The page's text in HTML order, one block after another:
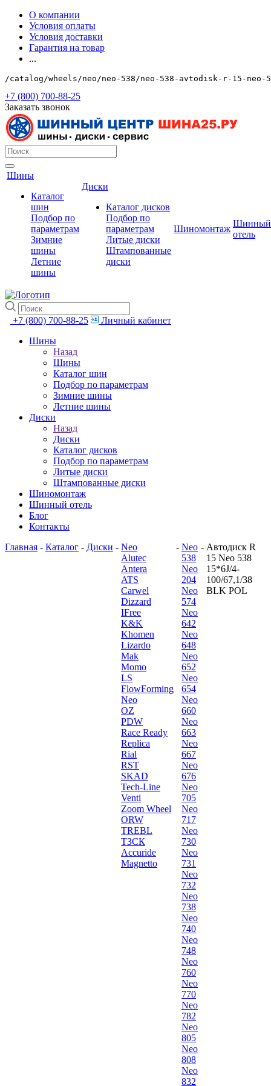
О компании
Условия оплаты
Условия доставки
Гарантия на товар
...
/catalog/wheels/neo/neo-538/neo-538-avtodisk-r-15-
+7 (800) 700-88-25
Заказать звонок
Шины
Каталог
шин
Подбор по
параметрам
Зимние
шины
Летние
шины
Диски
Каталог дисков
Подбор по
параметрам
Литые диски
Штампованные
диски
Шиномонтаж
Шинный
отель
+7 (800) 700-88-25
Личный кабинет
Шины
Назад
Шины
Каталог шин
Подбор по параметрам
Зимние шины
Летние шины
Диски
Назад
Диски
Каталог дисков
Подбор по параметрам
Литые диски
Штампованные диски
Шиномонтаж
Шинный отель
Блог
Контакты
Главная - Каталог - Диски - Neo
Alutec
Antera
ATS
Carwel
Dizzard
IFree
K&K
Khomen
Lizardo
Mak
Momo
LS
FlowForming
Neo
OZ
PDW
Race Ready
Replica
Rial
RST
SKAD
Tech-Line
Venti
Zoom Wheel
ORW
TREBL
ТЗСК
Accuride
Magnetto
- Neo
538
Neo
204
Neo
574
Neo
642
Neo
648
Neo
652
Neo
654
Neo
660
Neo
663
Neo
667
Neo
676
Neo
705
Neo
717
Neo
730
Neo
731
Neo
732
Neo
738
Neo
740
Neo
748
Neo
760
Neo
770
Neo
782
Neo
805
Neo
808
Neo
832
- Автодиск R
15 Neo 538
15*6J/4-
100/67,1/38
BLK POL